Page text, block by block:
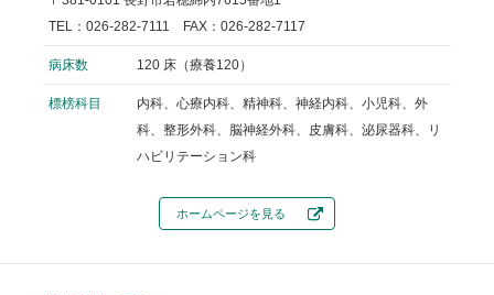
TEL：026-282-7111 FAX：026-282-7117
病床数 120 床（療養120）
標榜科目
内科、心療内科、精神科、神経内科、小児科、外
科、整形外科、脳神経外科、皮膚科、泌尿器科、リ
ハビリテーション科
ホームページを見る